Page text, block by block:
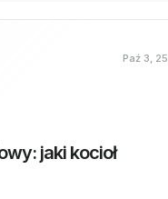
Paź 3, 25
jaki kocioł